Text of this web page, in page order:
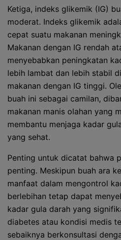
Ketiga, indeks glikemik (IG)
moderat. Indeks glikemik
cepat suatu makanan
Makanan dengan IG rendah
menyebabkan peningkatan
lebih lambat dan lebih stabil
makanan dengan IG tinggi.
buah ini sebagai camilan,
makanan manis olahan yang
membantu menjaga kadar
yang sehat.
Penting untuk dicatat bahwa
penting. Meskipun buah ara
manfaat dalam mengontrol
berlebihan tetap dapat
kadar gula darah yang
diabetes atau kondisi medis
sebaiknya berkonsultasi